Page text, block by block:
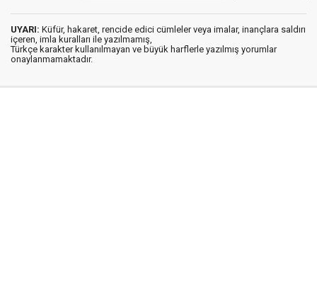
UYARI: Küfür, hakaret, rencide edici cümleler veya imalar, inançlara saldırı
içeren, imla kuralları ile yazılmamış,
Türkçe karakter kullanılmayan ve büyük harflerle yazılmış yorumlar
onaylanmamaktadır.